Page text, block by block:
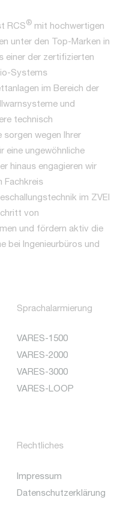
RCS® mit hochwertigen
unter den Top-Marken in
einer der zertifizierten
Systems
im Bereich der
und
technisch
sorgen wegen Ihrer
eine ungewöhnliche
hinaus engagieren wir
Fachkreis
im ZVEI
von
und fördern aktiv die
bei Ingenieurbüros und
Sprachalarmierung
VARES-1500
VARES-2000
VARES-3000
VARES-LOOP
Rechtliches
Impressum
Datenschutzerklärung